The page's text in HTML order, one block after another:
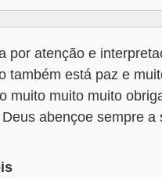
por atenção e
também está paz e
muito muito muito
abençoe sempre a